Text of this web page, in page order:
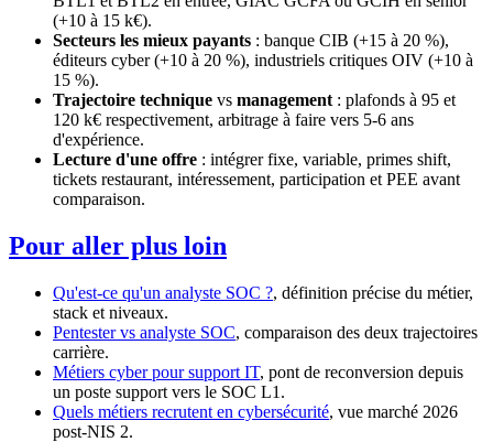
(+10 à 15 k€).
Secteurs les mieux payants : banque CIB (+15 à 20 %),
éditeurs cyber (+10 à 20 %), industriels critiques OIV (+10 à
15 %).
Trajectoire technique vs management : plafonds à 95 et
120 k€ respectivement, arbitrage à faire vers 5-6 ans
d'expérience.
Lecture d'une offre : intégrer fixe, variable, primes shift,
tickets restaurant, intéressement, participation et PEE avant
comparaison.
Pour aller plus loin
Qu'est-ce qu'un analyste SOC ?, définition précise du métier,
stack et niveaux.
Pentester vs analyste SOC, comparaison des deux trajectoires
carrière.
Métiers cyber pour support IT, pont de reconversion depuis
un poste support vers le SOC L1.
Quels métiers recrutent en cybersécurité, vue marché 2026
post-NIS 2.